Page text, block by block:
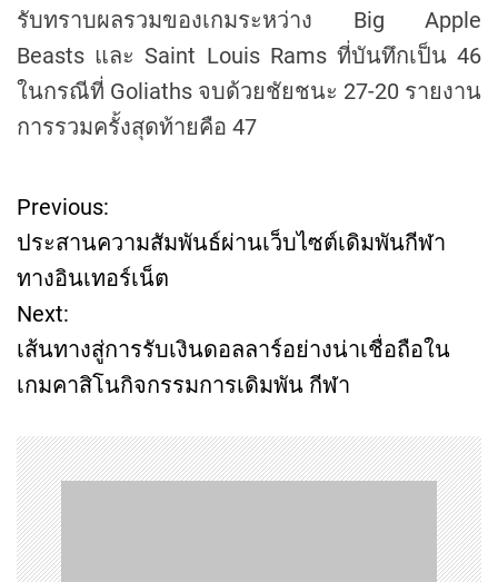
รับทราบผลรวมของเกมระหว่าง Big Apple
Beasts และ Saint Louis Rams ที่บันทึกเป็น 46
ในกรณีที่ Goliaths จบด้วยชัยชนะ 27-20 รายงาน
การรวมครั้งสุดท้ายคือ 47
P
o
s
t
n
a
v
Previous:
ประสานความสัมพันธ์ผ่านเว็บไซต์เดิมพันกีฬา
ทางอินเทอร์เน็ต
Next:
เส้นทางสู่การรับเงินดอลลาร์อย่างน่าเชื่อถือใน
เกมคาสิโนกิจกรรมการเดิมพัน กีฬา